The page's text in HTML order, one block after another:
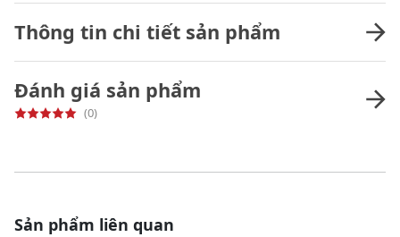
Thông tin chi tiết sản phẩm
Đánh giá sản phẩm
(0)
Sản phẩm liên quan